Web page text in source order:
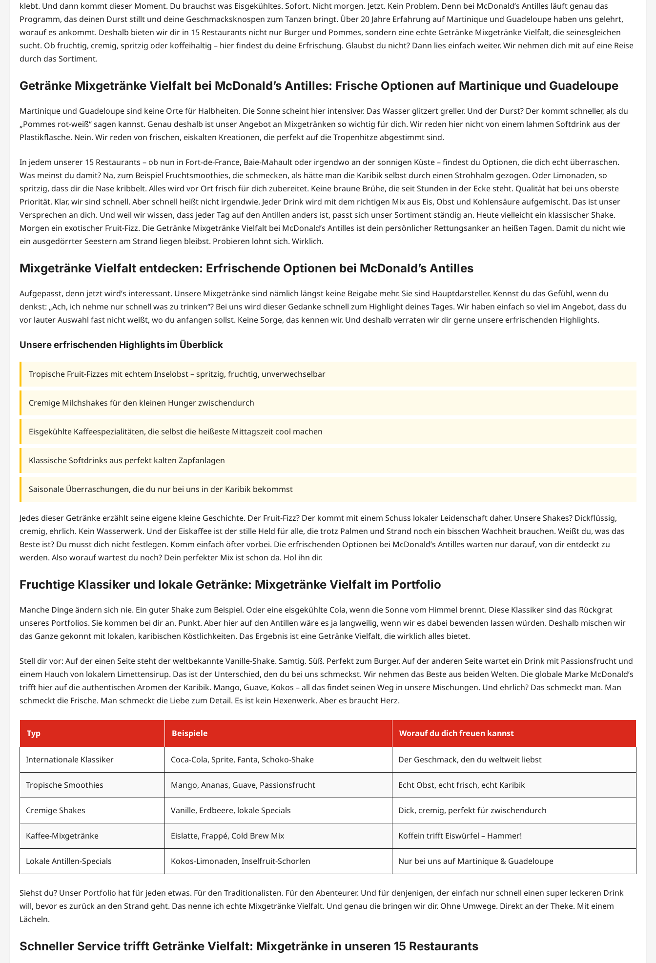
klebt. Und dann kommt dieser Moment. Du brauchst was Eisgekühltes. Sofort. Nicht morgen. Jetzt. Kein Problem. Denn bei McDonald’s Antilles läuft genau das
Programm, das deinen Durst stillt und deine Geschmacksknospen zum Tanzen bringt. Über 20 Jahre Erfahrung auf Martinique und Guadeloupe haben uns gelehrt,
worauf es ankommt. Deshalb bieten wir dir in 15 Restaurants nicht nur Burger und Pommes, sondern eine echte Getränke Mixgetränke Vielfalt, die seinesgleichen
sucht. Ob fruchtig, cremig, spritzig oder koffeihaltig – hier findest du deine Erfrischung. Glaubst du nicht? Dann lies einfach weiter. Wir nehmen dich mit auf eine Reise
durch das Sortiment.
Getränke Mixgetränke Vielfalt bei McDonald’s Antilles: Frische Optionen auf Martinique und Guadeloupe
Martinique und Guadeloupe sind keine Orte für Halbheiten. Die Sonne scheint hier intensiver. Das Wasser glitzert greller. Und der Durst? Der kommt schneller, als du
„Pommes rot-weiß“ sagen kannst. Genau deshalb ist unser Angebot an Mixgetränken so wichtig für dich. Wir reden hier nicht von einem lahmen Softdrink aus der
Plastikflasche. Nein. Wir reden von frischen, eiskalten Kreationen, die perfekt auf die Tropenhitze abgestimmt sind.
In jedem unserer 15 Restaurants – ob nun in Fort-de-France, Baie-Mahault oder irgendwo an der sonnigen Küste – findest du Optionen, die dich echt überraschen.
Was meinst du damit? Na, zum Beispiel Fruchtsmoothies, die schmecken, als hätte man die Karibik selbst durch einen Strohhalm gezogen. Oder Limonaden, so
spritzig, dass dir die Nase kribbelt. Alles wird vor Ort frisch für dich zubereitet. Keine braune Brühe, die seit Stunden in der Ecke steht. Qualität hat bei uns oberste
Priorität. Klar, wir sind schnell. Aber schnell heißt nicht irgendwie. Jeder Drink wird mit dem richtigen Mix aus Eis, Obst und Kohlensäure aufgemischt. Das ist unser
Versprechen an dich. Und weil wir wissen, dass jeder Tag auf den Antillen anders ist, passt sich unser Sortiment ständig an. Heute vielleicht ein klassischer Shake.
Morgen ein exotischer Fruit-Fizz. Die Getränke Mixgetränke Vielfalt bei McDonald’s Antilles ist dein persönlicher Rettungsanker an heißen Tagen. Damit du nicht wie
ein ausgedörrter Seestern am Strand liegen bleibst. Probieren lohnt sich. Wirklich.
Mixgetränke Vielfalt entdecken: Erfrischende Optionen bei McDonald’s Antilles
Aufgepasst, denn jetzt wird’s interessant. Unsere Mixgetränke sind nämlich längst keine Beigabe mehr. Sie sind Hauptdarsteller. Kennst du das Gefühl, wenn du
denkst: „Ach, ich nehme nur schnell was zu trinken“? Bei uns wird dieser Gedanke schnell zum Highlight deines Tages. Wir haben einfach so viel im Angebot, dass du
vor lauter Auswahl fast nicht weißt, wo du anfangen sollst. Keine Sorge, das kennen wir. Und deshalb verraten wir dir gerne unsere erfrischenden Highlights.
Unsere erfrischenden Highlights im Überblick
Tropische Fruit-Fizzes mit echtem Inselobst – spritzig, fruchtig, unverwechselbar
Cremige Milchshakes für den kleinen Hunger zwischendurch
Eisgekühlte Kaffeespezialitäten, die selbst die heißeste Mittagszeit cool machen
Klassische Softdrinks aus perfekt kalten Zapfanlagen
Saisonale Überraschungen, die du nur bei uns in der Karibik bekommst
Jedes dieser Getränke erzählt seine eigene kleine Geschichte. Der Fruit-Fizz? Der kommt mit einem Schuss lokaler Leidenschaft daher. Unsere Shakes? Dickflüssig,
cremig, ehrlich. Kein Wasserwerk. Und der Eiskaffee ist der stille Held für alle, die trotz Palmen und Strand noch ein bisschen Wachheit brauchen. Weißt du, was das
Beste ist? Du musst dich nicht festlegen. Komm einfach öfter vorbei. Die erfrischenden Optionen bei McDonald’s Antilles warten nur darauf, von dir entdeckt zu
werden. Also worauf wartest du noch? Dein perfekter Mix ist schon da. Hol ihn dir.
Fruchtige Klassiker und lokale Getränke: Mixgetränke Vielfalt im Portfolio
Manche Dinge ändern sich nie. Ein guter Shake zum Beispiel. Oder eine eisgekühlte Cola, wenn die Sonne vom Himmel brennt. Diese Klassiker sind das Rückgrat
unseres Portfolios. Sie kommen bei dir an. Punkt. Aber hier auf den Antillen wäre es ja langweilig, wenn wir es dabei bewenden lassen würden. Deshalb mischen wir
das Ganze gekonnt mit lokalen, karibischen Köstlichkeiten. Das Ergebnis ist eine Getränke Vielfalt, die wirklich alles bietet.
Stell dir vor: Auf der einen Seite steht der weltbekannte Vanille-Shake. Samtig. Süß. Perfekt zum Burger. Auf der anderen Seite wartet ein Drink mit Passionsfrucht und
einem Hauch von lokalem Limettensirup. Das ist der Unterschied, den du bei uns schmeckst. Wir nehmen das Beste aus beiden Welten. Die globale Marke McDonald’s
trifft hier auf die authentischen Aromen der Karibik. Mango, Guave, Kokos – all das findet seinen Weg in unsere Mischungen. Und ehrlich? Das schmeckt man. Man
schmeckt die Frische. Man schmeckt die Liebe zum Detail. Es ist kein Hexenwerk. Aber es braucht Herz.
Typ Beispiele Worauf du dich freuen kannst
Internationale Klassiker Coca-Cola, Sprite, Fanta, Schoko-Shake Der Geschmack, den du weltweit liebst
Tropische Smoothies Mango, Ananas, Guave, Passionsfrucht Echt Obst, echt frisch, echt Karibik
Cremige Shakes Vanille, Erdbeere, lokale Specials Dick, cremig, perfekt für zwischendurch
Kaffee-Mixgetränke Eislatte, Frappé, Cold Brew Mix Koffein trifft Eiswürfel – Hammer!
Lokale Antillen-Specials Kokos-Limonaden, Inselfruit-Schorlen Nur bei uns auf Martinique & Guadeloupe
Siehst du? Unser Portfolio hat für jeden etwas. Für den Traditionalisten. Für den Abenteurer. Und für denjenigen, der einfach nur schnell einen super leckeren Drink
will, bevor es zurück an den Strand geht. Das nenne ich echte Mixgetränke Vielfalt. Und genau die bringen wir dir. Ohne Umwege. Direkt an der Theke. Mit einem
Lächeln.
Schneller Service trifft Getränke Vielfalt: Mixgetränke in unseren 15 Restaurants